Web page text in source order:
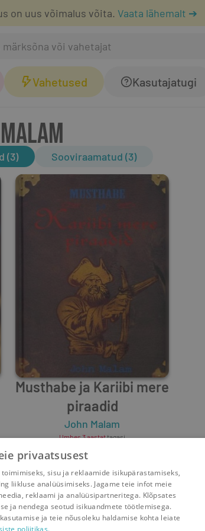
on uus võimalus võita. Vaata lähemalt ➔
Vahetused Kasutajatugi
(3) Sooviraamatud (3)
Musthabe ja Kariibi mere
piraadid
John Malam
Umbes 3 aastattagasi
privaatsusest
sisu ja reklaamide isikupärastamiseks,
liikluse analüüsimiseks. Jagame teie infot meie
reklaami ja analüüsipartneritega. Klõpsates
ja nendega seotud isikuandmete töötlemisega.
ja teie nõusoleku haldamise kohta leiate
poliitikas.